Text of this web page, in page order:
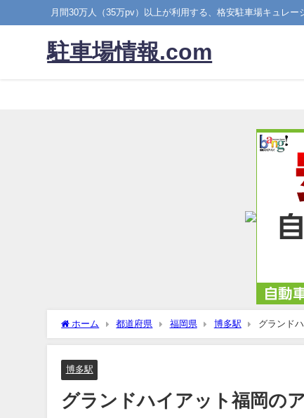
月間30万人（35万pv）以上が利用する、格安駐車場キュレー
駐車場情報.com
ホーム 都道府県 福岡県 博多駅 グランド
博多駅
グランドハイアット福岡の